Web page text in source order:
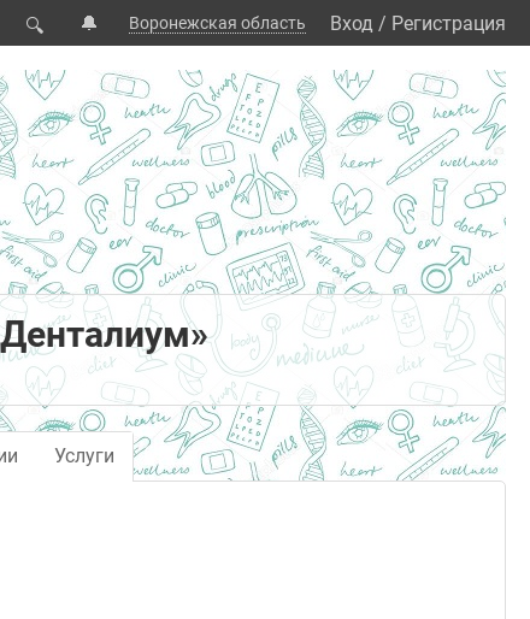
🔍 🔔 Воронежская область Вход / Регистрация
Услуги